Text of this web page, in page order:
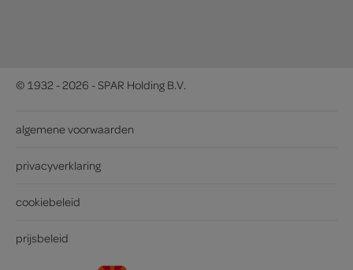
© 1932 - 2026 - SPAR Holding B.V.
algemene voorwaarden
privacyverklaring
cookiebeleid
prijsbeleid